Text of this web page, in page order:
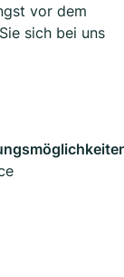
vor dem
sich bei uns